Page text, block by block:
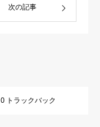
次の記事
0 トラックバック